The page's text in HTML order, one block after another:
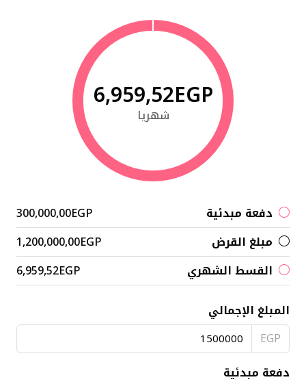
6,959,52EGP
شهريا
دفعة مبدئية
300,000,00EGP
مبلغ القرض
1,200,000,00EGP
القسط الشهري
6,959,52EGP
المبلغ الإجمالي
EGP
دفعة مبدئية